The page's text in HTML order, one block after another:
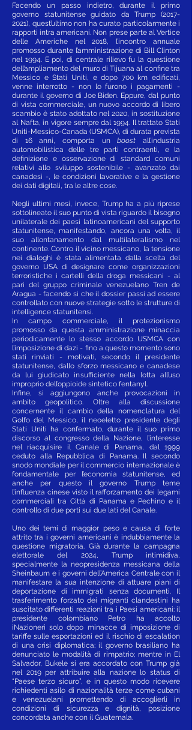
Facendo un passo indietro, durante il primo
governo statunitense guidato da Trump (2017-
2021), quest’ultimo non ha curato particolarmente i
rapporti intra americani. Non prese parte al Vertice
delle Americhe nel 2018, l’incontro annuale
promosso durante l’amministrazione di Bill Clinton
nel 1994. E poi, di centrale rilievo fu la questione
dell’ampliamento del muro di Tijuana al confine tra
Messico e Stati Uniti, e dopo 700 km edificati,
venne interrotto - non lo furono i pagamenti -
durante il governo di Joe Biden. Eppure, dal punto
di vista commerciale, un nuovo accordo di libero
scambio è stato adottato nel 2020, in sostituzione
al Nafta, in vigore sempre dal 1994. Il trattato Stati
Uniti-Messico-Canada (USMCA), di durata prevista
di 16 anni, comporta unboostall’industria
automobilistica delle tre parti contraenti, e la
definizione e osservazione di standard comuni
relativi allo sviluppo sostenibile - avanzato dai
canadesi -, le condizioni lavorative e la gestione
dei dati digitali, tra le altre cose.
Negli ultimi mesi, invece, Trump ha a più riprese
sottolineato il suo punto di vista riguardo il bisogno
unilaterale dei paesi latinoamericani del supporto
statunitense, manifestando, ancora una volta, il
suo allontanamento dal multilateralismo nel
continente. Contro il vicino messicano, la tensione
nei dialoghi è stata alimentata dalla scelta del
governo USA di designare come organizzazioni
terroristiche i cartelli della droga messicani - al
pari del gruppo criminale venezuelano Tren de
Aragua - facendo sì che il dossier passi ad essere
controllato con nuove strategie sotto le strutture di
intelligence statunitensi.
In campo commerciale, il protezionismo
promosso da questa amministrazione minaccia
periodicamente lo stesso accordo USMCA con
l’imposizione di dazi - fino a questo momento sono
stati rinviati - motivati, secondo il presidente
statunitense, dallo sforzo messicano e canadese
da lui giudicato insufficiente nella lotta all’uso
improprio dell’oppioide sintetico fentanyl.
Infine, si aggiungono anche provocazioni in
ambito geopolitico. Oltre alla discussione
concernente il cambio della nomenclatura del
Golfo del Messico, il neoeletto presidente degli
Stati Uniti ha confermato, durante il suo primo
discorso al congresso della Nazione, l’interesse
nel riacquisire il Canale di Panama, dal 1999
ceduto alla Repubblica di Panama. Il secondo
snodo mondiale per il commercio internazionale è
fondamentale per l’economia statunitense, ed
anche per questo il governo Trump teme
l’influenza cinese visto il rafforzamento dei legami
commerciali tra Città di Panama e Pechino e il
controllo di due porti sui due lati del Canale.
Uno dei temi di maggior peso e causa di forte
attrito tra i governi americani è indubbiamente la
questione migratoria. Già durante la campagna
elettorale del 2024, Trump intimidiva,
specialmente la neopresidenza messicana della
Sheinbaum e i governi dell’America Centrale con il
manifestare la sua intenzione di attuare piani di
deportazione di immigrati senza documenti. Il
trasferimento forzato dei migranti clandestini ha
suscitato differenti reazioni tra i Paesi americani: il
presidente colombiano Petro ha accolto
iNazioneri solo dopo minacce di imposizione di
tariffe sulle esportazioni ed il rischio di escalation
di una crisi diplomatica; il governo brasiliano ha
denunciato le modalità di rimpatrio; mentre in El
Salvador, Bukele si era accordato con Trump già
nel 2019 per attribuire alla nazione lo status di
“Paese terzo sicuro”, e in questo modo ricevere
richiedenti asilo di nazionalità terze come cubani
e venezuelani promettendo di accoglierli in
condizioni di sicurezza e dignità, posizione
concordata anche con il Guatemala.